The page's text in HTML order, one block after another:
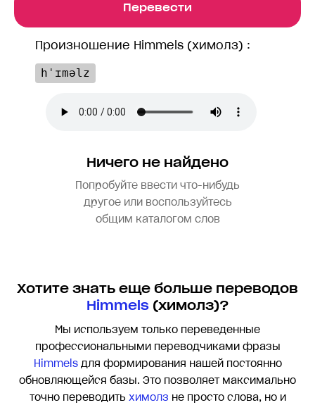
Перевести
Произношение Himmels (химолз) :
hˈɪməlz
Ничего не найдено
Попробуйте ввести что-нибудь
другое или воспользуйтесь
общим каталогом слов
Хотите знать еще больше переводов
Himmels(химолз)?
Мы используем только переведенные
профессиональными переводчиками фразы
Himmelsдля формирования нашей постоянно
обновляющейся базы. Это позволяет максимально
точно переводить химолз не просто слова, но и